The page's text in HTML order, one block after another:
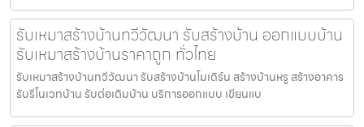
รับเหมาสร้างบ้านทวีวัฒนา รับสร้างบ้าน ออกแบบบ้าน
รับเหมาสร้างบ้านราคาถูก ทั่วไทย
รับเหมาสร้างบ้านทวีวัฒนา รับสร้างบ้านโมเดิร์น สร้างบ้านหรู สร้างอาคาร
รับรีโนเวทบ้าน รับต่อเติมบ้าน บริการออกแบบ เขียนแบ